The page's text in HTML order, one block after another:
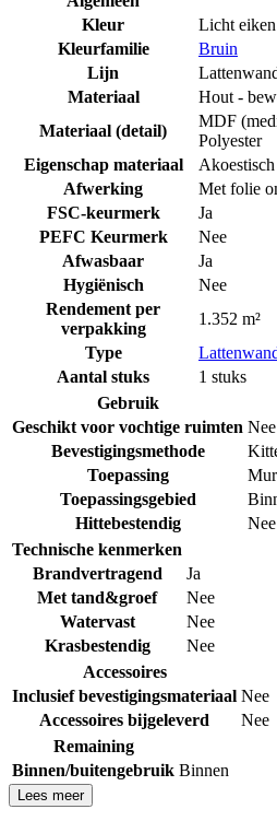
Kleur
Licht eiken
Kleurfamilie
Bruin
Lijn
Materiaal
Hout -
Materiaal (detail)
MDF
Polyester
Eigenschap materiaal
Afwerking
Met folie
FSC-keurmerk
Ja
PEFC Keurmerk
Nee
Afwasbaar
Ja
Hygiënisch
Nee
Rendement per
verpakking
1.352 m²
Type
Aantal stuks
1 stuks
Gebruik
Geschikt voor vochtige ruimten Nee
Bevestigingsmethode
Toepassing
Toepassingsgebied
Hittebestendig
Nee
Technische kenmerken
Brandvertragend
Ja
Met tand&groef
Nee
Watervast
Nee
Krasbestendig
Nee
Accessoires
Inclusief bevestigingsmateriaal Nee
Accessoires bijgeleverd
Nee
Remaining
Binnen/buitengebruik Binnen
Lees meer